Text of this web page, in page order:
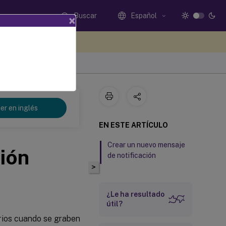
Buscar Español
en inglés
cuando se graben
>
EN ESTE ARTÍCULO
Crear un nuevo mensaje
de notificación
¿Le ha resultado
útil?
×